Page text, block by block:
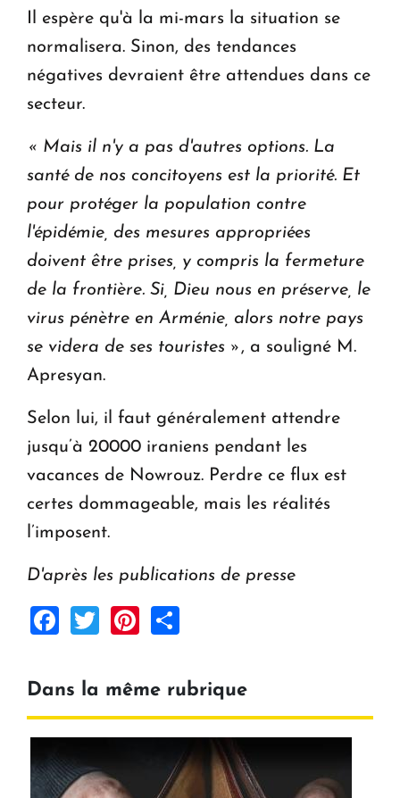
Il espère qu'à la mi-mars la situation se
normalisera. Sinon, des tendances
négatives devraient être attendues dans ce
secteur.
« Mais il n'y a pas d'autres options. La
santé de nos concitoyens est la priorité. Et
pour protéger la population contre
l'épidémie, des mesures appropriées
doivent être prises, y compris la fermeture
de la frontière. Si, Dieu nous en préserve, le
virus pénètre en Arménie, alors notre pays
se videra de ses touristes » , a souligné M.
Apresyan.
Selon lui, il faut généralement attendre
jusqu’à 20000 iraniens pendant les
vacances de Nowrouz. Perdre ce flux est
certes dommageable, mais les réalités
l’imposent.
D'après les publications de presse
Facebook
TwitterPinterest
Dans la même rubrique